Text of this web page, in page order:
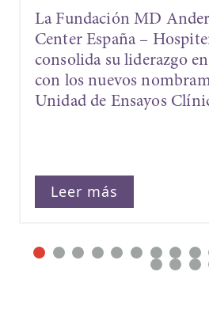
MD Anderson Cancer
– Hospiten- Hospiten
su liderazgo en investigación
nombramientos de la
Ensayos Clínicos Fase I